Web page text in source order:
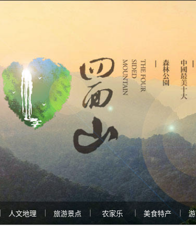
人文地理 旅游景点 农家乐 美食特产